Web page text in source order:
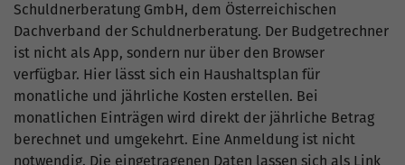
Schuldnerberatung GmbH, dem Österreichischen
Dachverband der Schuldnerberatung. Der Budgetrechner
ist nicht als App, sondern nur über den Browser
verfügbar. Hier lässt sich ein Haushaltsplan für
monatliche und jährliche Kosten erstellen. Bei
monatlichen Einträgen wird direkt der jährliche Betrag
berechnet und umgekehrt. Eine Anmeldung ist nicht
notwendig. Die eingetragenen Daten lassen sich als Link